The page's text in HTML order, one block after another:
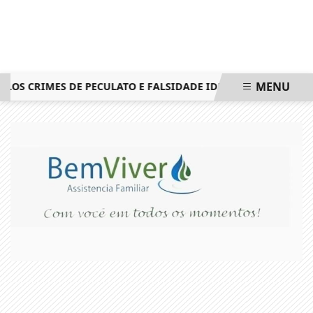
DE PECULATO E FALSIDADE IDEOLÓGICA MENU